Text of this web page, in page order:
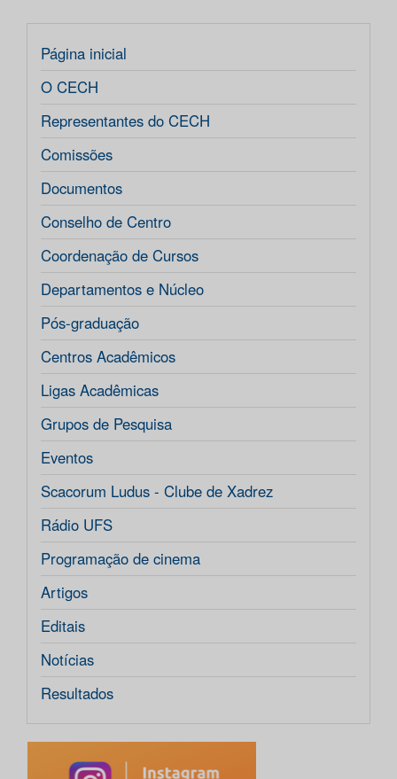
Página inicial
O CECH
Representantes do CECH
Comissões
Documentos
Conselho de Centro
Coordenação de Cursos
Departamentos e Núcleo
Pós-graduação
Centros Acadêmicos
Ligas Acadêmicas
Grupos de Pesquisa
Eventos
Scacorum Ludus - Clube de Xadrez
Rádio UFS
Programação de cinema
Artigos
Editais
Notícias
Resultados